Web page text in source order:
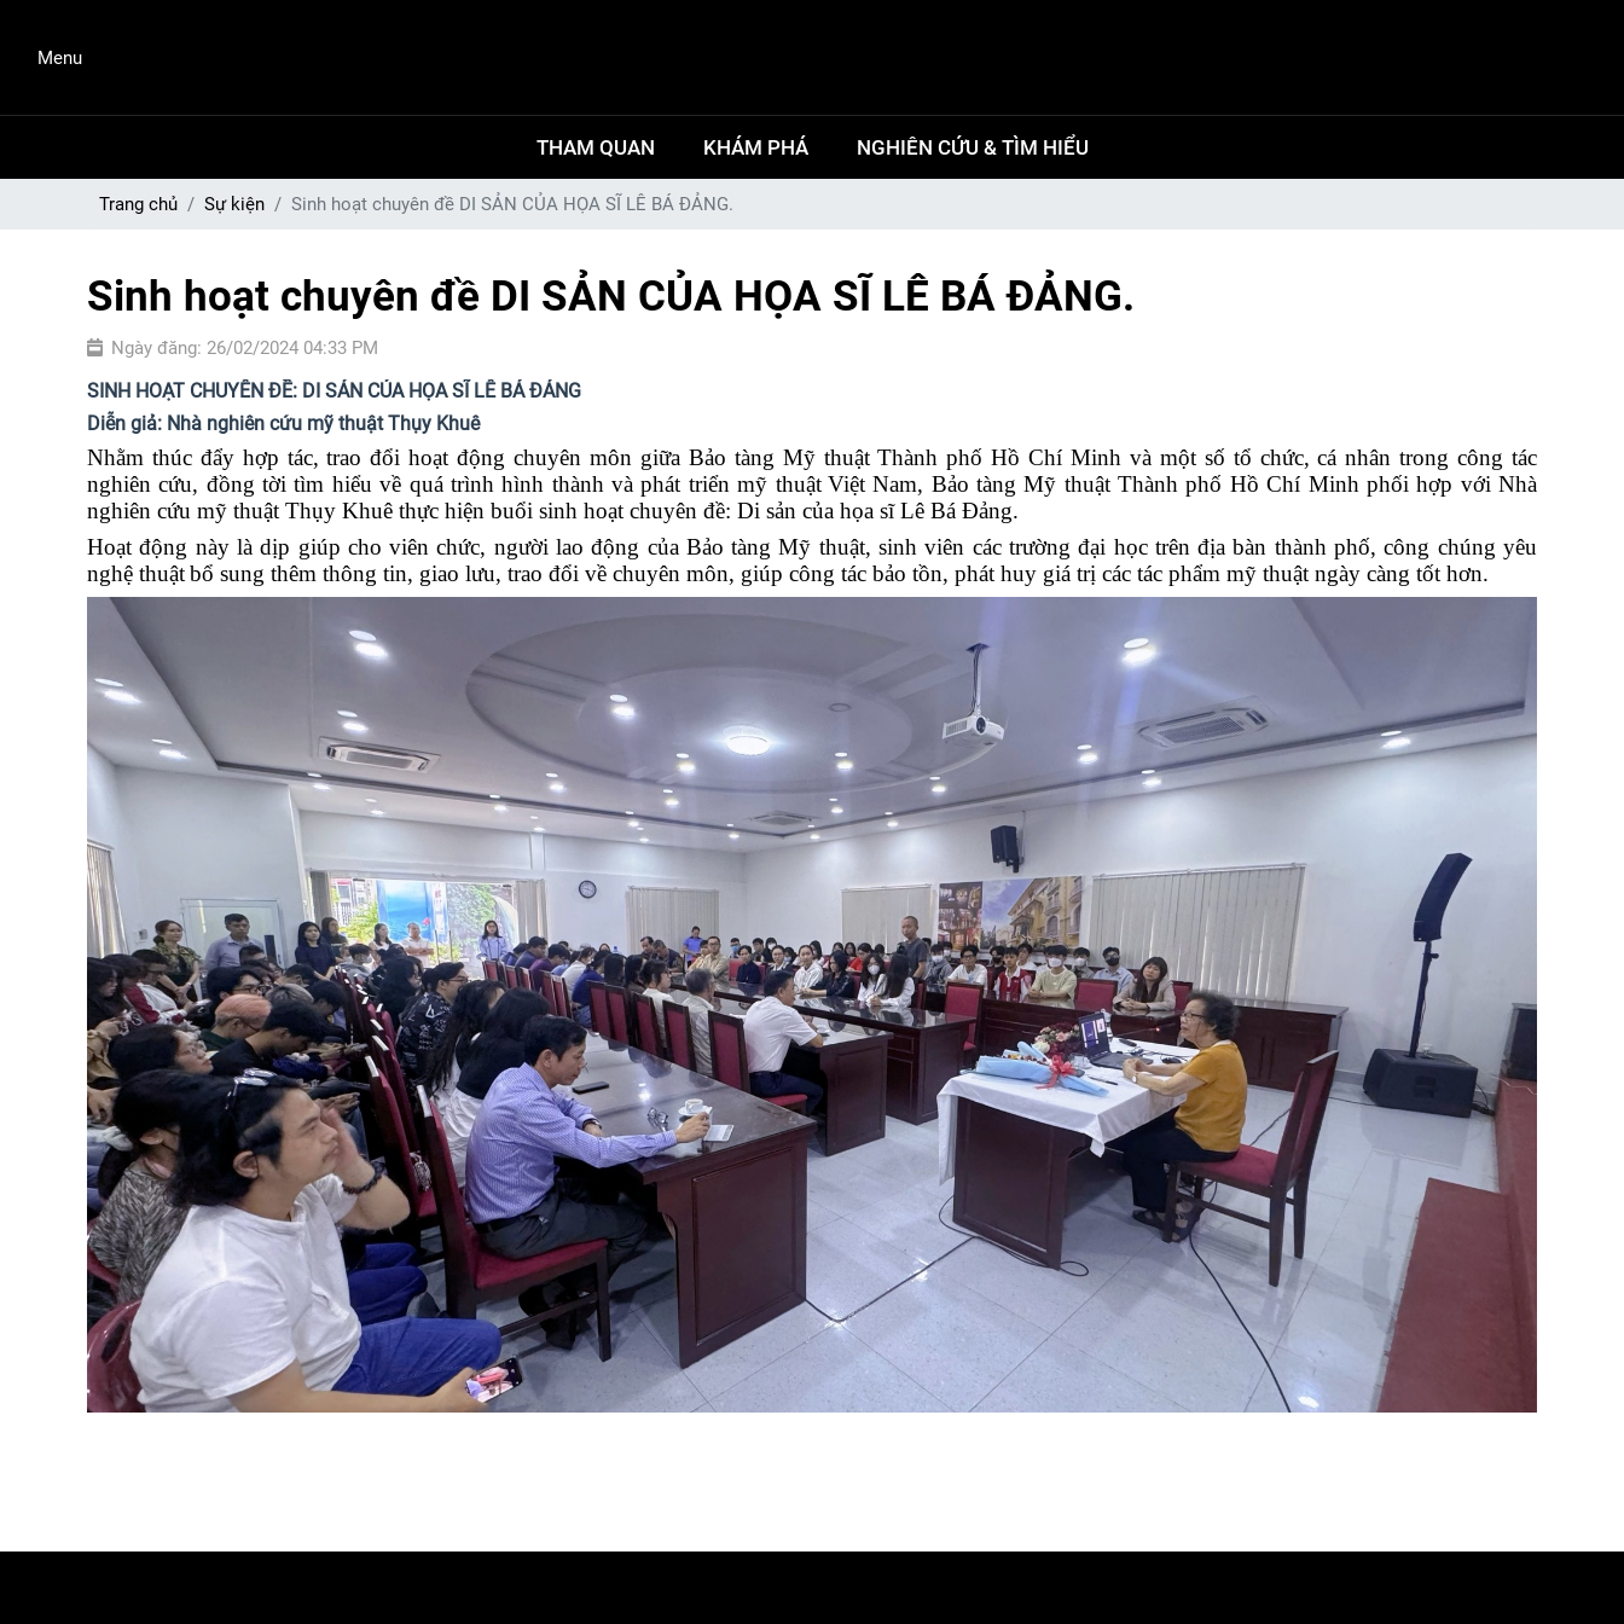
Menu
THAM QUAN KHÁM PHÁ NGHIÊN CỨU & TÌM HIỂU
Trang chủ Sự kiện Sinh hoạt chuyên đề DI SẢN CỦA HỌA SĨ LÊ BÁ ĐẢNG.
Sinh hoạt chuyên đề DI SẢN CỦA HỌA SĨ LÊ BÁ ĐẢNG.
Ngày đăng: 26/02/2024 04:33 PM
SINH HOẠT CHUYÊN ĐỀ: DI SẢN CỦA HỌA SĨ LÊ BÁ ĐẢNG
Diễn giả: Nhà nghiên cứu mỹ thuật Thụy Khuê
Nhằm thúc đẩy hợp tác, trao đổi hoạt động chuyên môn giữa Bảo tàng Mỹ thuật Thành phố Hồ Chí Minh và một số tổ chức, cá nhân trong công tác
nghiên cứu, đồng tờitìm hiểu về quátrình hình thành và phát triểnmỹ thuật Việt Nam, Bảo tàng Mỹ thuật Thành phố Hồ Chí Minh phối hợp với Nhà
nghiên cứu mỹ thuật Thụy Khuê thực hiện buổi sinh hoạt chuyên đề: Di sản của họa sĩ Lê Bá Đảng.
Hoạt động này là dịp giúp cho viên chức, người lao động của Bảo tàng Mỹ thuật, sinh viên các trường đại học trên địa bàn thành phố, công chúng yêu
nghệ thuậtbổ sung thêm thông tin, giao lưu, trao đổi về chuyên môn, giúp công tác bảo tồn, phát huy giá trị các tác phẩm mỹ thuật ngày càng tốt hơn.